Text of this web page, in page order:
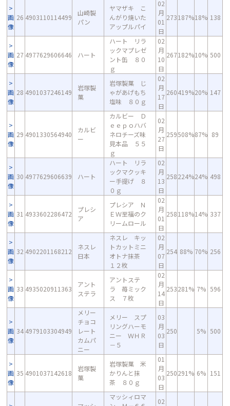
画
像
26 4903110114499
山崎製
パン
ヤマザキ こ
んがり焼いた
アップルパイ
02
月
01
日
273187%18% 138
画
像
27 4977629606646 ハート
ハート リラ
ックマプレゼ
ント缶 ８０
ｇ
02
月
10
日
267182%10% 500
画
像
28 4901037246149
岩塚製
菓
岩塚製菓 じ
ゃがあげもち
塩味 ８０ｇ
02
月
17
日
260419%20% 147
画
像
29 4901330564940
カルビ
ー
カルビー Ｄ
ｅｅｐｏハバ
ネロチーズ味
見本品 ５５
ｇ
02
月
27
日
259508%87% 89
画
像
30 4977629606639 ハート
ハート リラ
ックマクッキ
ー手提げ ８
０ｇ
02
月
13
日
258224%24% 498
画
像
31 4933602286472
プレシ
ア
プレシア Ｎ
ＥＷ至福のク
リームロール
02
月
01
日
258118%14% 337
画
像
32 4902201168212
ネスレ
日本
ネスレ キッ
トカットミニ
オトナ抹茶
１２枚
02
月
07
日
254 88% 70% 256
画
像
33 4935020911363
アント
ステラ
アントステ
ラ 苺ミック
ス ７枚
02
月
14
日
253281% 7% 596
画
像
34 4979103304949
メリー
チョコ
レート
カムパ
ニー
メリー スプ
リングハーモ
ニー ＷＨＲ
－５
03
月
03
日
250 5% 500
画
像
35 4901037142618
岩塚製
菓
岩塚製菓 米
かりんと抹
茶 ８０ｇ
01
月
03
日
250291% 6% 151
マッシィロマ
02